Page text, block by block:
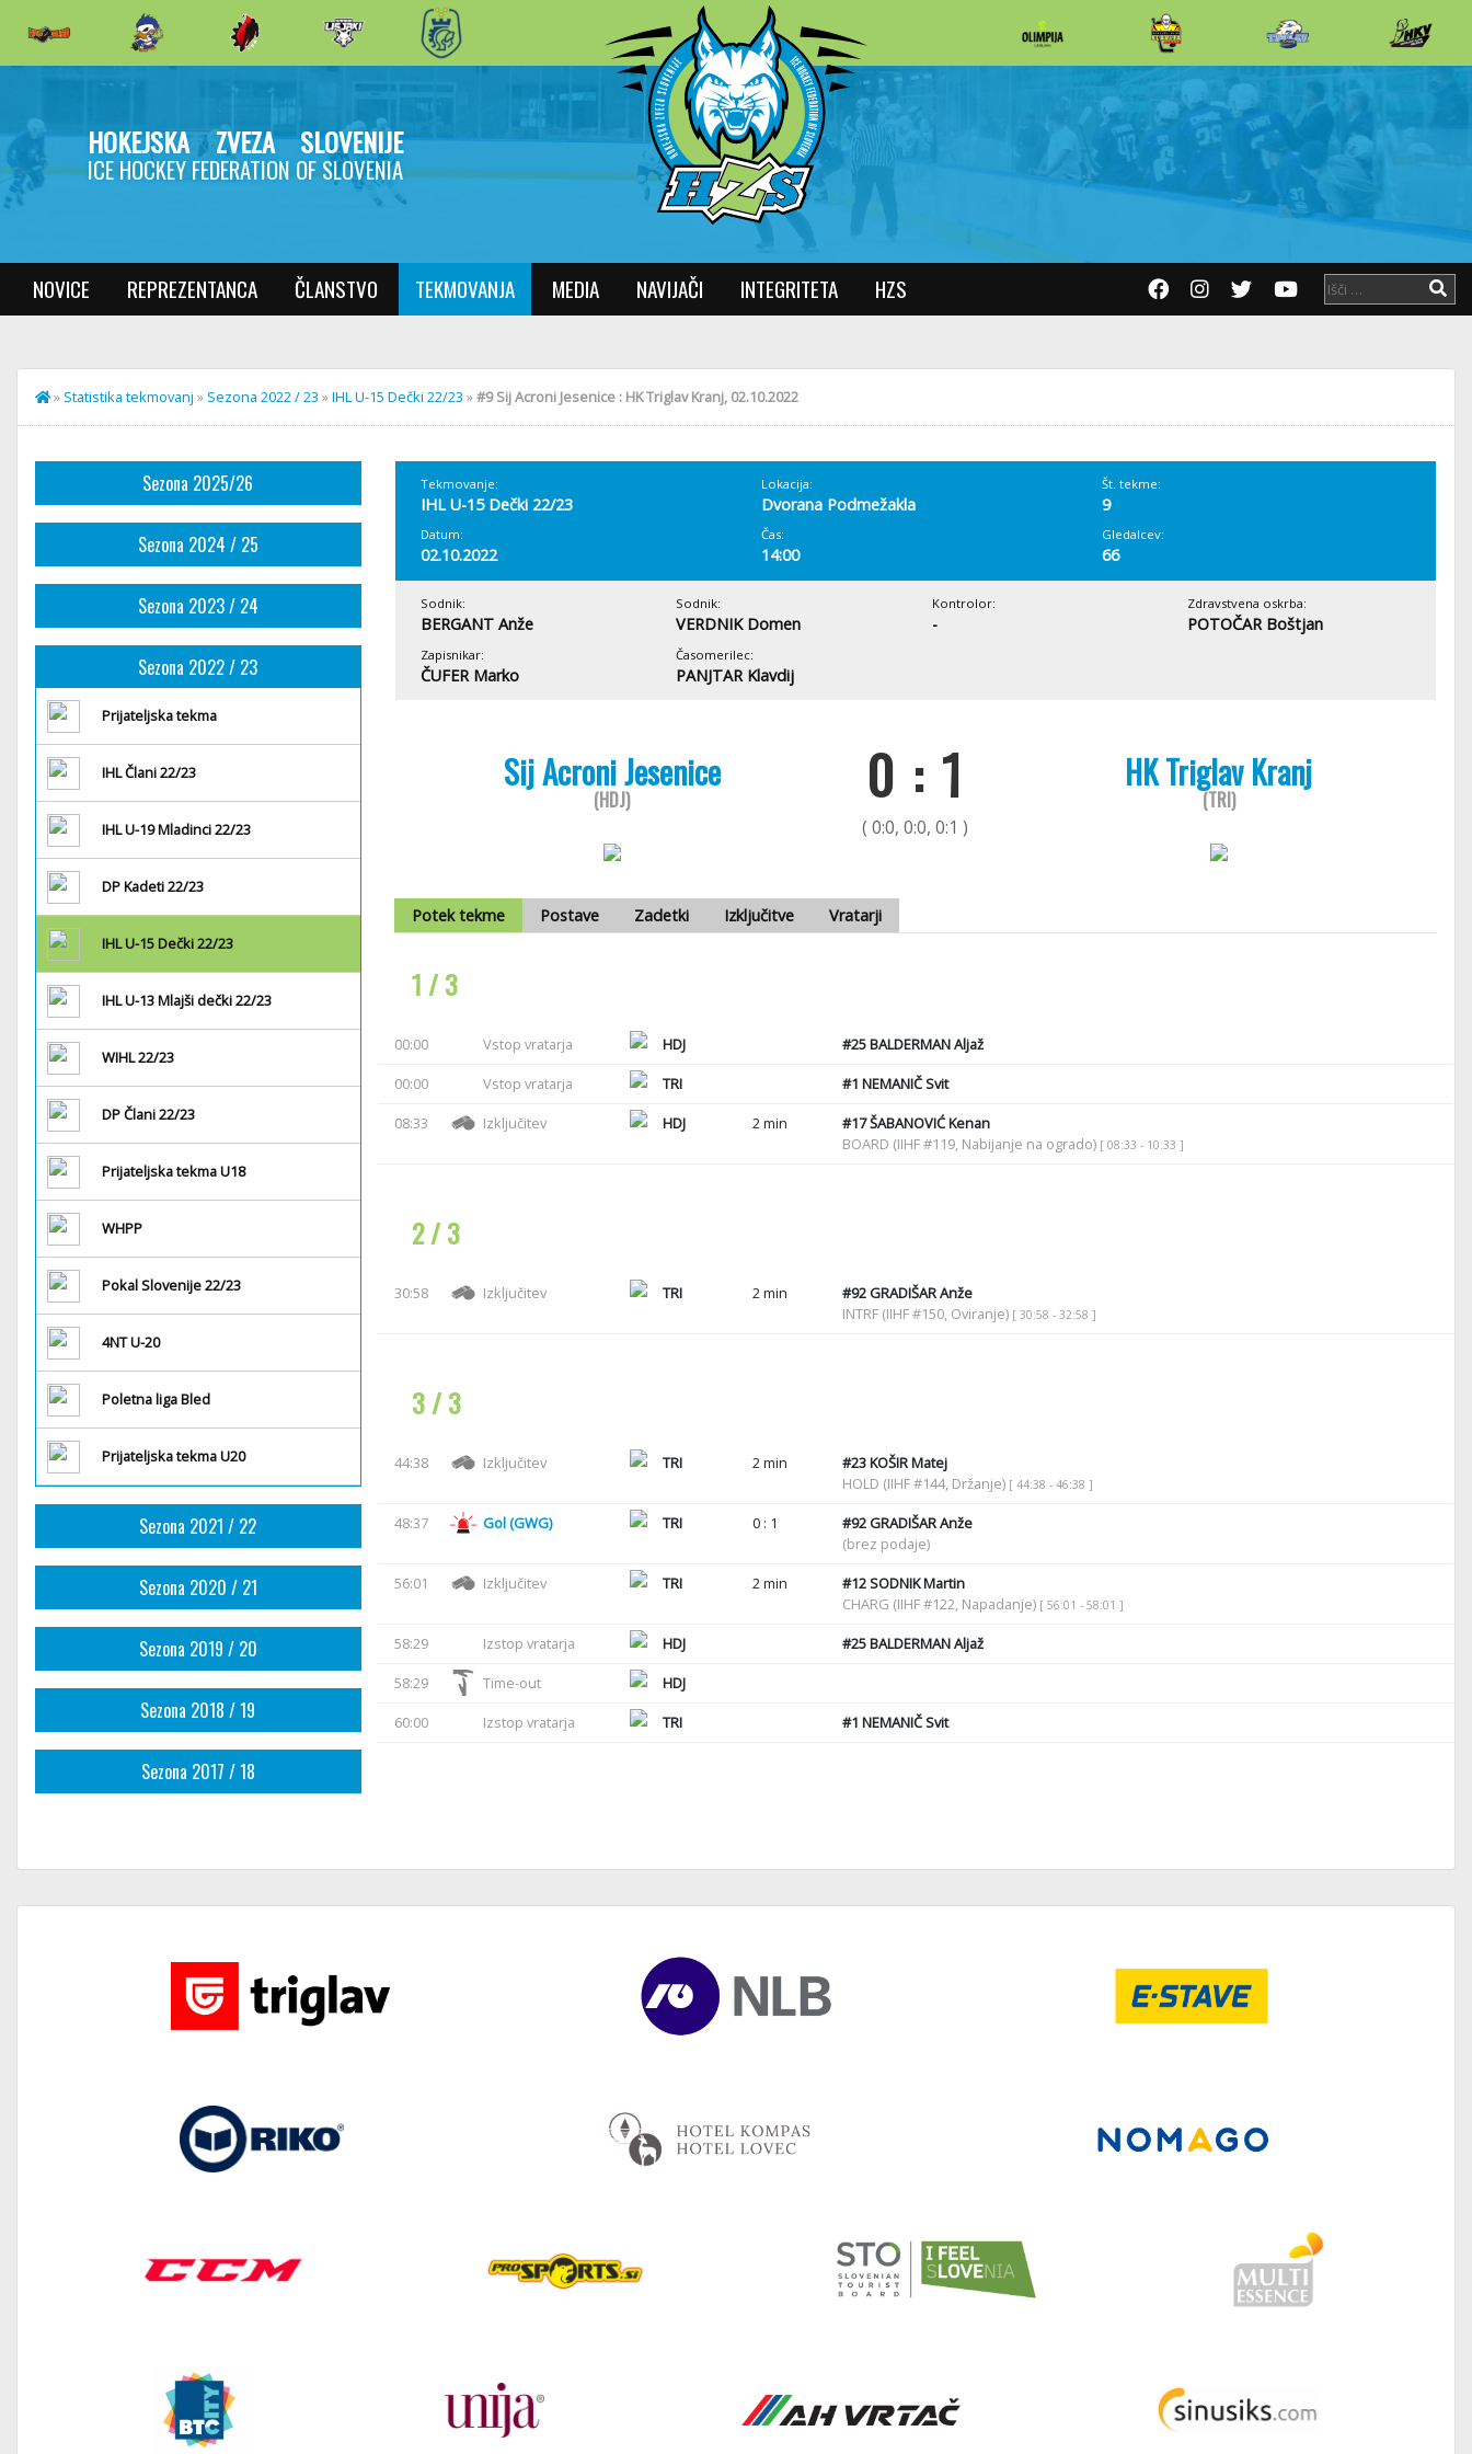
HOKEJSKA ZVEZA SLOVENIJE
ICE HOCKEY FEDERATION OF SLOVENIA
NOVICE REPREZENTANCA ČLANSTVO TEKMOVANJA MEDIA NAVIJAČI INTEGRITETA HZS
» Statistika tekmovanj » Sezona 2022 / 23 »IHL U-15 Dečki 22/23 »#9 Sij Acroni Jesenice : HK Triglav Kranj, 02.10.2022
Sezona 2025/26
Sezona 2024 / 25
Sezona 2023 / 24
Sezona 2022 / 23
Prijateljska tekma
IHL Člani 22/23
IHL U-19 Mladinci 22/23
DP Kadeti 22/23
IHL U-15 Dečki 22/23
IHL U-13 Mlajši dečki 22/23
WIHL 22/23
DP Člani 22/23
Prijateljska tekma U18
WHPP
Pokal Slovenije 22/23
4NT U-20
Poletna liga Bled
Prijateljska tekma U20
Sezona 2021 / 22
Sezona 2020 / 21
Sezona 2019 / 20
Sezona 2018 / 19
Sezona 2017 / 18
Tekmovanje:
IHL U-15 Dečki 22/23
Lokacija:
Dvorana Podmežakla
Št. tekme:
9
Datum:
02.10.2022
Čas:
14:00
Gledalcev:
66
Sodnik:
BERGANT Anže
Sodnik:
VERDNIK Domen
Kontrolor:
-
Zdravstvena oskrba:
POTOČAR Boštjan
Zapisnikar:
ČUFER Marko
Časomerilec:
PANJTAR Klavdij
Sij Acroni Jesenice
(HDJ) 0 : 1
( 0:0, 0:0, 0:1 )
HK Triglav Kranj
(TRI)
Potek tekme Postave Zadetki Izključitve Vratarji
1 / 3
00:00 Vstop vratarja HDJ #25BALDERMAN Aljaž
00:00
Vstop vratarja TRI #1 NEMANIČ Svit
08:33
Izključitev HDJ 2 min #17ŠABANOVIĆ Kenan
BOARD (IIHF #119, Nabijanje na ogrado) [ 08:33 - 10:33 ]
2 / 3
30:58 Izključitev TRI 2 min #92GRADIŠAR Anže
INTRF (IIHF #150, Oviranje) [ 30:58 - 32:58 ]
3 / 3
44:38 Izključitev TRI 2 min #23KOŠIR Matej
HOLD (IIHF #144, Držanje) [ 44:38 - 46:38 ]
48:37 Gol (GWG) TRI 0 : 1 #92GRADIŠAR Anže
(brez podaje)
56:01
Izključitev TRI 2 min #12SODNIK Martin
CHARG (IIHF #122, Napadanje) [ 56:01 - 58:01 ]
58:29 Izstop vratarja HDJ #25BALDERMAN Aljaž
58:29
Time-out
HDJ
60:00
Izstop vratarja TRI #1 NEMANIČ Svit